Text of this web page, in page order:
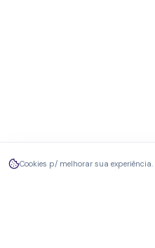
Cookies p/ melhorar sua experiência.